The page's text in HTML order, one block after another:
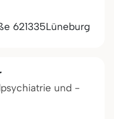
621335Lüneburg
und -